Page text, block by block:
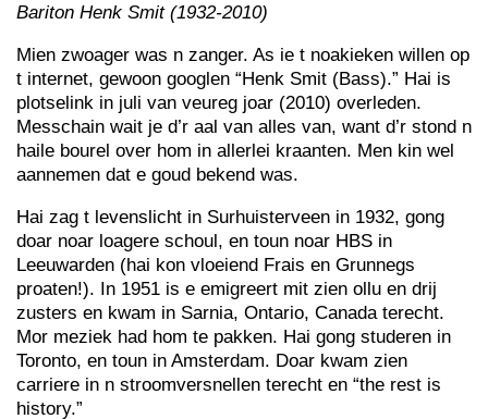
Bariton Henk Smit (1932-2010)
Mien zwoager was n zanger. As ie t noakieken willen op
t internet, gewoon googlen “Henk Smit (Bass).” Hai is
plotselink in juli van veureg joar (2010) overleden.
Messchain wait je d’r aal van alles van, want d’r stond n
haile bourel over hom in allerlei kraanten. Men kin wel
aannemen dat e goud bekend was.
Hai zag t levenslicht in Surhuisterveen in 1932, gong
doar noar loagere schoul, en toun noar HBS in
Leeuwarden (hai kon vloeiend Frais en Grunnegs
proaten!). In 1951 is e emigreert mit zien ollu en drij
zusters en kwam in Sarnia, Ontario, Canada terecht.
Mor meziek had hom te pakken. Hai gong studeren in
Toronto, en toun in Amsterdam. Doar kwam zien
carriere in n stroomversnellen terecht en “the rest is
history.”